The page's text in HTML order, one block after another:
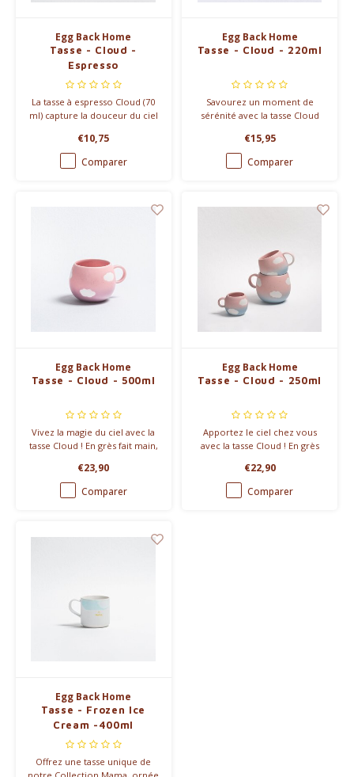
Egg Back Home
Tasse - Cloud -
Espresso
La tasse à espresso Cloud (70
ml) capture la douceur du ciel
grès avec une brillance subtile,
compatible lave-vaisselle et
disponible en deux teintes
€10,75
Comparer
Egg Back Home
Tasse - Cloud - 220ml
Savourez un moment de
sérénité avec la tasse Cloud
une finition satinée.
Compatible lave-vaisselle et
disponible en deux teintes
€15,95
Comparer
Egg Back Home
Tasse - Cloud - 500ml
Vivez la magie du ciel avec la
tasse Cloud ! En grès fait main,
élégantes avec une finition
subtile. Unique, raffinée et
compatible lave-vaisselle.
€23,90
Comparer
Egg Back Home
Tasse - Cloud - 250ml
Apportez le ciel chez vous
avec la tasse Cloud ! En grès
Blue ou Cloud Sunset, avec
une brillance subtile. Unique,
élégante et compatible lave-
€22,90
Comparer
Egg Back Home
Tasse - Frozen Ice
Cream -400ml
Offrez une tasse unique de